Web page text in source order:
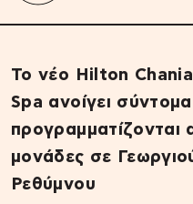
Το νέο Hilton
Spa ανοίγει
προγραμματίζονται
μονάδες σε
Ρεθύμνου